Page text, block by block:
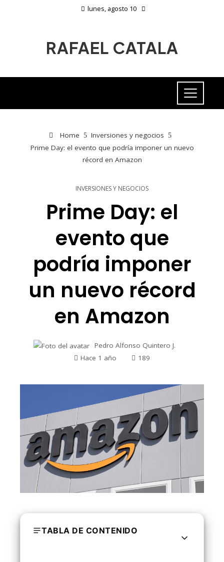
lunes, agosto 10
RAFAEL CATALA
Home
Inversiones y negocios
Prime Day: el evento que podría imponer un nuevo
récord en Amazon
INVERSIONES Y NEGOCIOS
Prime Day: el
evento que
podría imponer
un nuevo récord
en Amazon
Pedro Alfonso Quintero J.
Hace 1 año
189
TABLA DE CONTENIDO